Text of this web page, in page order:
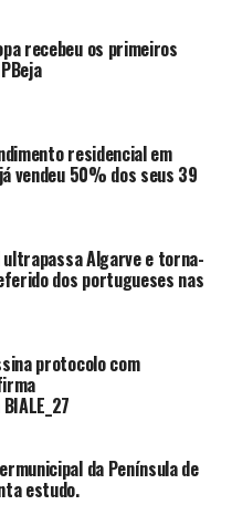
recebeu os primeiros
residencial em
vendeu 50% dos seus 39
Algarve e torna-
dos portugueses nas
protocolo com
da Península de
estudo.